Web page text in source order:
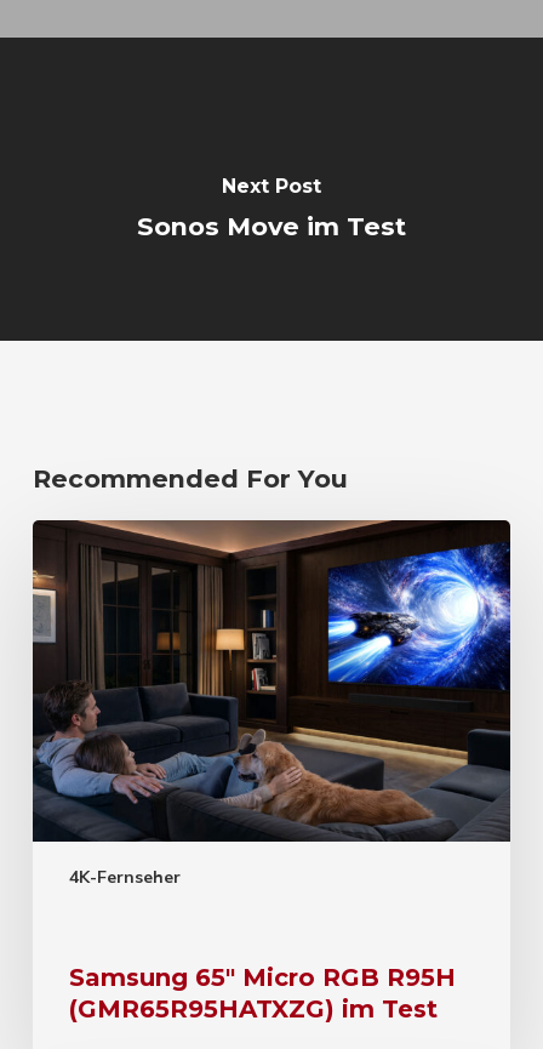
Next Post
Sonos Move im Test
Recommended For You
4K-Fernseher
Samsung 65″ Micro RGB R95H
(GMR65R95HATXZG) im Test